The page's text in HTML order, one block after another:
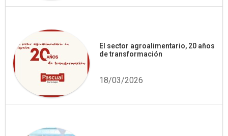
El sector agroalimentario, 20 años
de transformación
18/03/2026